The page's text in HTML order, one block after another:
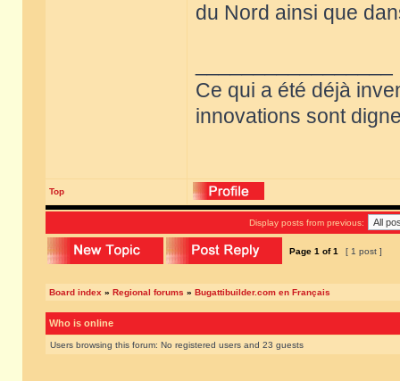
du Nord ainsi que
Ce qui a été déjà
innovations sont
Top
Display posts from previous:
Page 1 of1 [ 1 post ]
Board index » Regional forums » Bugattibuilder.com en Français
Who is online
Users browsing this forum: No registered users and 23 guests